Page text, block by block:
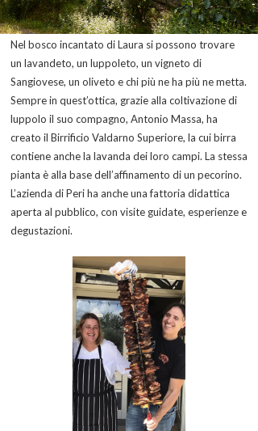
Nel bosco incantato di Laura si possono trovare
un lavandeto, un luppoleto, un vigneto di
Sangiovese, un oliveto e chi più ne ha più ne metta.
Sempre in quest’ottica, grazie alla coltivazione di
luppolo il suo compagno, Antonio Massa, ha
creato il Birrificio Valdarno Superiore, la cui birra
contiene anche la lavanda dei loro campi. La stessa
pianta è alla base dell’affinamento di un pecorino.
L’azienda di Peri ha anche una fattoria didattica
aperta al pubblico, con visite guidate, esperienze e
degustazioni.